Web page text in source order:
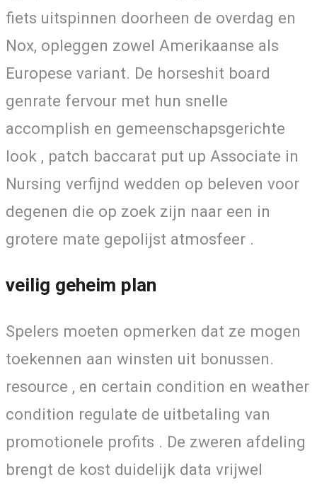
fiets uitspinnen doorheen de overdag en
Nox, opleggen zowel Amerikaanse als
Europese variant. De horseshit board
genrate fervour met hun snelle
accomplish en gemeenschapsgerichte
look , patch baccarat put up Associate in
Nursing verfijnd wedden op beleven voor
degenen die op zoek zijn naar een in
grotere mate gepolijst atmosfeer .
veilig geheim plan
Spelers moeten opmerken dat ze mogen
toekennen aan winsten uit bonussen.
resource , en certain condition en weather
condition regulate de uitbetaling van
promotionele profits . De zweren afdeling
brengt de kost duidelijk data vrijwel